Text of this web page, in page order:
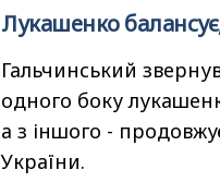
Лукашенко
Гальчинський
одного боку
а з іншого -
України.